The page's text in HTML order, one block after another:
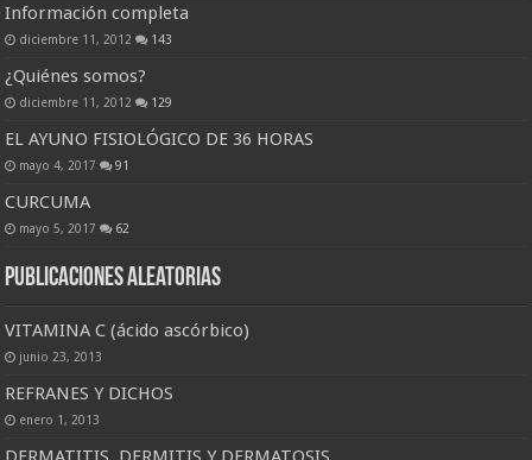
Información completa
diciembre 11, 2012 143
¿Quiénes somos?
diciembre 11, 2012 129
EL AYUNO FISIOLÓGICO DE 36 HORAS
mayo 4, 2017 91
CURCUMA
mayo 5, 2017 62
Publicaciones Aleatorias
VITAMINA C (ácido ascórbico)
junio 23, 2013
REFRANES Y DICHOS
enero 1, 2013